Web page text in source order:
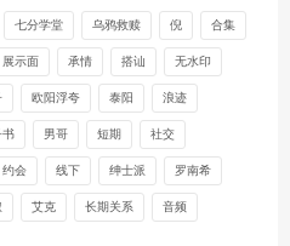
七分学堂 乌鸦救赎 倪 合集
展示面 承情 搭讪 无水印
欧阳浮夸 泰阳 浪迹
书 男哥 短期 社交
约会 线下 绅士派 罗南希
艾克 长期关系 音频